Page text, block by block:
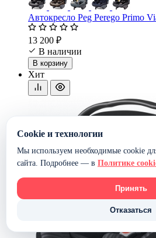
Автокресло Peg Perego Primo
13 200 ₽
В наличии
В корзину
Хит
Cookie и технологии
Мы используем необходимые cookie
сайта. Подробнее — в Политике
Принять
Отказаться